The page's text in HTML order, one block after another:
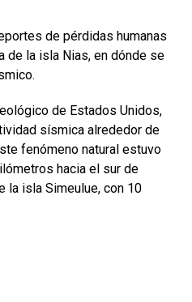
de pérdidas humanas
de la isla Nias, en dónde se
de Estados Unidos,
sísmica alrededor de
fenómeno natural estuvo
hacia el sur de
la isla Simeulue, con 10